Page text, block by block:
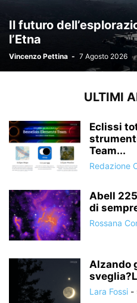
Il futuro
l’Etna
Vincenzo Pettina - 7 Agosto 2026
ULTIMI
Eclissi
Team...
Redazione
Abell
di
Rossana
Alzando
Lara Fossi -